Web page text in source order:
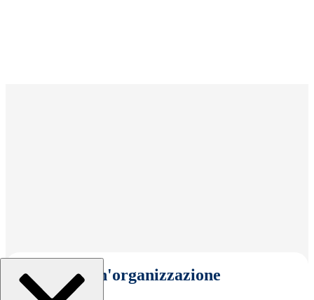
Seleziona un'organizzazione